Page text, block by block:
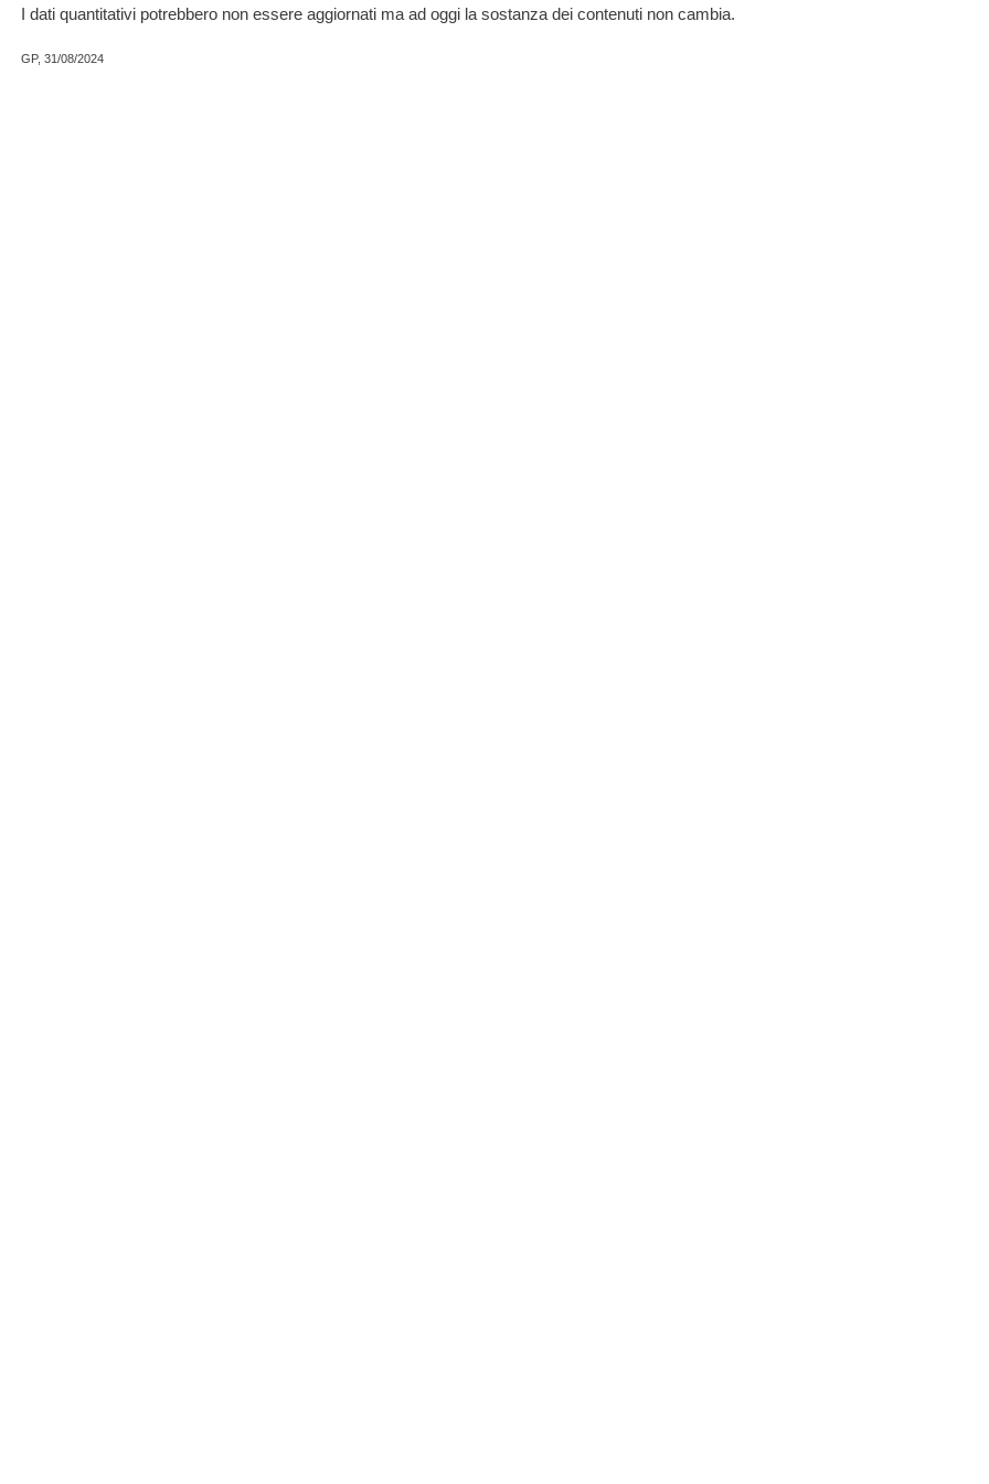
I dati quantitativi potrebbero non essere aggiornati ma ad oggi la sostanza dei contenuti non cambia.
GP, 31/08/2024